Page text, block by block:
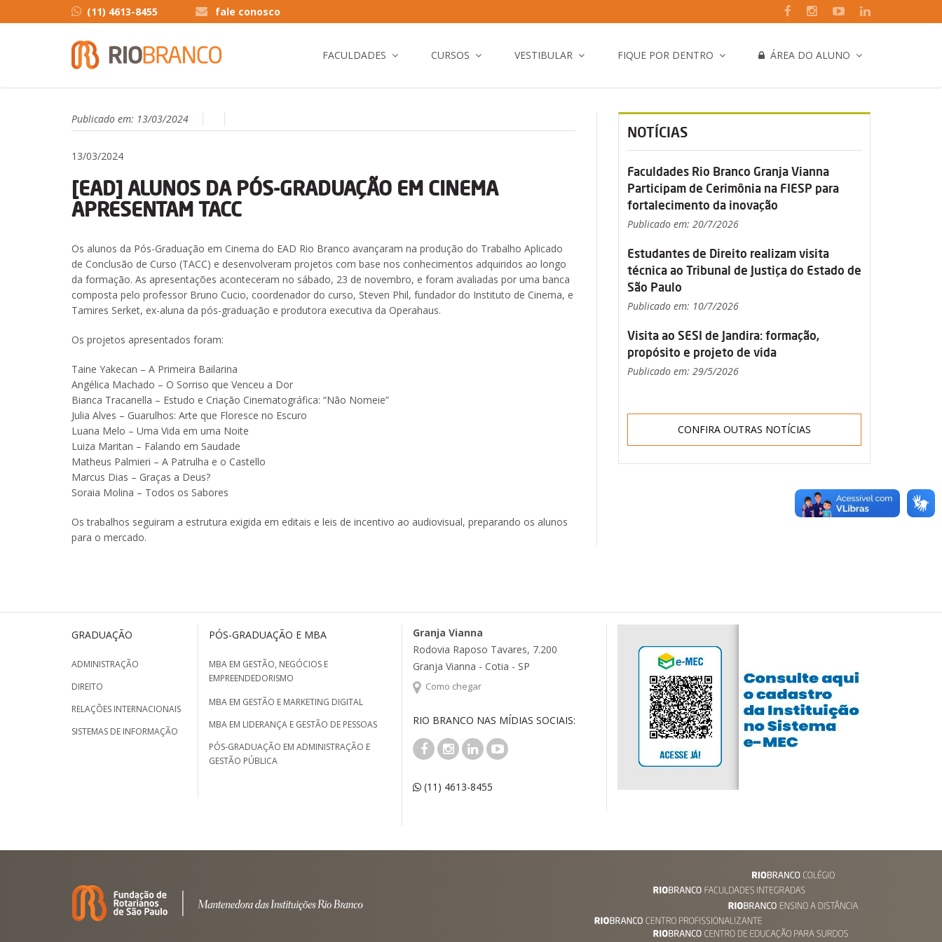
(11) 4613-8455 fale conosco
FACULDADES CURSOS VESTIBULAR FIQUE POR DENTRO ÁREA DO ALUNO
Publicado em: 13/03/2024
13/03/2024
[EAD] ALUNOS DA PÓS-GRADUAÇÃO EM CINEMA
APRESENTAM TACC
Os alunos da Pós-Graduação em Cinema do EAD Rio Branco avançaram na produção do Trabalho Aplicado
de Conclusão de Curso (TACC) e desenvolveram projetos com base nos conhecimentos adquiridos ao longo
da formação. As apresentações aconteceram no sábado, 23 de novembro, e foram avaliadas por uma banca
composta pelo professor Bruno Cucio, coordenador do curso, Steven Phil, fundador do Instituto de Cinema, e
Tamires Serket, ex-aluna da pós-graduação e produtora executiva da Operahaus.
Os projetos apresentados foram:
Taine Yakecan – A Primeira Bailarina
Angélica Machado – O Sorriso que Venceu a Dor
Bianca Tracanella – Estudo e Criação Cinematográfica: “Não Nomeie”
Julia Alves – Guarulhos: Arte que Floresce no Escuro
Luana Melo – Uma Vida em uma Noite
Luiza Maritan – Falando em Saudade
Matheus Palmieri – A Patrulha e o Castello
Marcus Dias – Graças a Deus?
Soraia Molina – Todos os Sabores
Os trabalhos seguiram a estrutura exigida em editais e leis de incentivo ao audiovisual, preparando os alunos
para o mercado.
NOTÍCIAS
Faculdades Rio Branco Granja Vianna
Participam de Cerimônia na FIESP para
fortalecimento da inovação
Publicado em: 20/7/2026
Estudantes de Direito realizam visita
técnica ao Tribunal de Justiça do Estado de
São Paulo
Publicado em: 10/7/2026
Visita ao SESI de Jandira: formação,
propósito e projeto de vida
Publicado em: 29/5/2026
CONFIRA OUTRAS NOTÍCIAS
GRADUAÇÃO
ADMINISTRAÇÃO
DIREITO
RELAÇÕES INTERNACIONAIS
SISTEMAS DE INFORMAÇÃO
PÓS-GRADUAÇÃO E MBA
MBA EM GESTÃO, NEGÓCIOS E
EMPREENDEDORISMO
MBA EM GESTÃO E MARKETING DIGITAL
MBA EM LIDERANÇA E GESTÃO DE PESSOAS
PÓS-GRADUAÇÃO EM ADMINISTRAÇÃO E
GESTÃO PÚBLICA
Granja Vianna
Rodovia Raposo Tavares, 7.200
Granja Vianna - Cotia - SP
Como chegar
RIO BRANCO NAS MÍDIAS SOCIAIS:
(11) 4613-8455